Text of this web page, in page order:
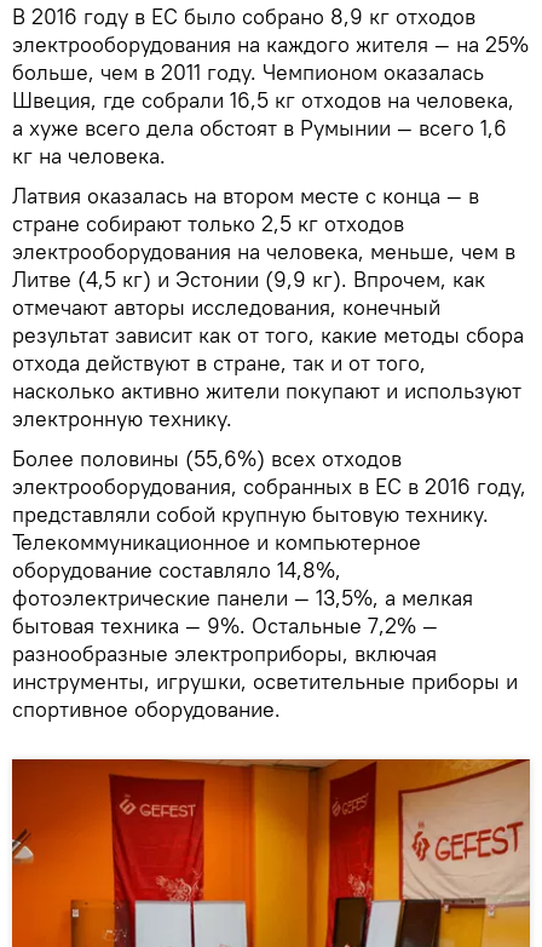
В 2016 году в ЕС было собрано 8,9 кг отходов
электрооборудования на каждого жителя — на 25%
больше, чем в 2011 году. Чемпионом оказалась
Швеция, где собрали 16,5 кг отходов на человека,
а хуже всего дела обстоят в Румынии — всего 1,6
кг на человека.
Латвия оказалась на втором месте с конца — в
стране собирают только 2,5 кг отходов
электрооборудования на человека, меньше, чем в
Литве (4,5 кг) и Эстонии (9,9 кг). Впрочем, как
отмечают авторы исследования, конечный
результат зависит как от того, какие методы сбора
отхода действуют в стране, так и от того,
насколько активно жители покупают и используют
электронную технику.
Более половины (55,6%) всех отходов
электрооборудования, собранных в ЕС в 2016 году,
представляли собой крупную бытовую технику.
Телекоммуникационное и компьютерное
оборудование составляло 14,8%,
фотоэлектрические панели — 13,5%, а мелкая
бытовая техника — 9%. Остальные 7,2% —
разнообразные электроприборы, включая
инструменты, игрушки, осветительные приборы и
спортивное оборудование.